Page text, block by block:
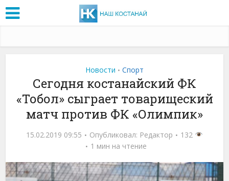
Новости • Спорт
Сегодня костанайский ФК
«Тобол» сыграет товарищеский
матч против ФК «Олимпик»
15.02.2019 09:55 Опубликовал: Редактор
132
1 мин на чтение